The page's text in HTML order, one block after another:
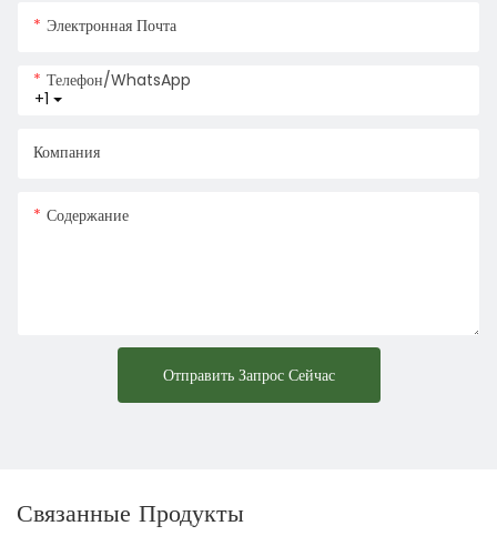
Электронная Почта
+1
Телефон/WhatsApp
Компания
Содержание
Отправить Запрос Сейчас
Связанные Продукты